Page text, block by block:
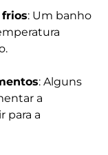
frios: Um banho
: Alguns
a
para a